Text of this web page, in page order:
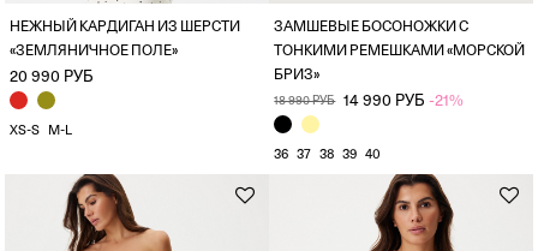
НЕЖНЫЙ КАРДИГАН ИЗ ШЕРСТИ
«ЗЕМЛЯНИЧНОЕ ПОЛЕ»
20 990 РУБ
XS-S M-L
ЗАМШЕВЫЕ БОСОНОЖКИ С
ТОНКИМИ РЕМЕШКАМИ «МОРСКОЙ
БРИЗ»
18 990 РУБ 14 990 РУБ -21%
36 37 38 39 40